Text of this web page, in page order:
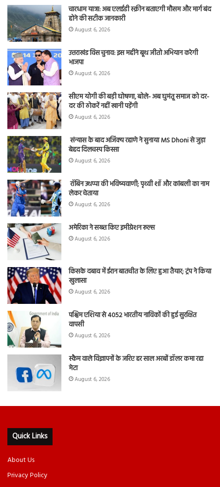
चारधाम यात्रा: अब एलईडी स्क्रीन बताएगी मौसम और मार्ग बंद
होने की सटीक जानकारी
August 6, 2026
उत्तराखंड विस चुनाव: इस महीने बूथ जीतो अभियान करेगी
भाजपा
August 6, 2026
सीएम योगी की बड़ी घोषणा, बोले- अब घुमंतू समाज को दर-
दर की ठोकरें नहीं खानी पड़ेंगी
August 6, 2026
संन्यास के बाद अजिंक्‍य रहाणे ने सुनाया MS Dhoni से जुड़ा
बेहद दिलचस्प किस्सा
August 6, 2026
रॉबिन उथप्पा की भविष्यवाणी; पृथ्वी शॉ और कांबली का नाम
लेकर चेताया
August 6, 2026
अमेरिका ने सख्त किए इमीग्रेशन रूल्स
August 6, 2026
किसके दबाव में ईरान बातचीत के लिए हुआ तैयार; ट्रंप ने किया
खुलासा
August 6, 2026
पश्चिम एशिया से 4052 भारतीय नाविकों की हुई सुरक्षित
वापसी
August 6, 2026
स्कैम वाले विज्ञापनों के जरिए हर साल अरबों डॉलर कमा रहा
मेटा
August 6, 2026
Quick Links
About Us
Privacy Policy